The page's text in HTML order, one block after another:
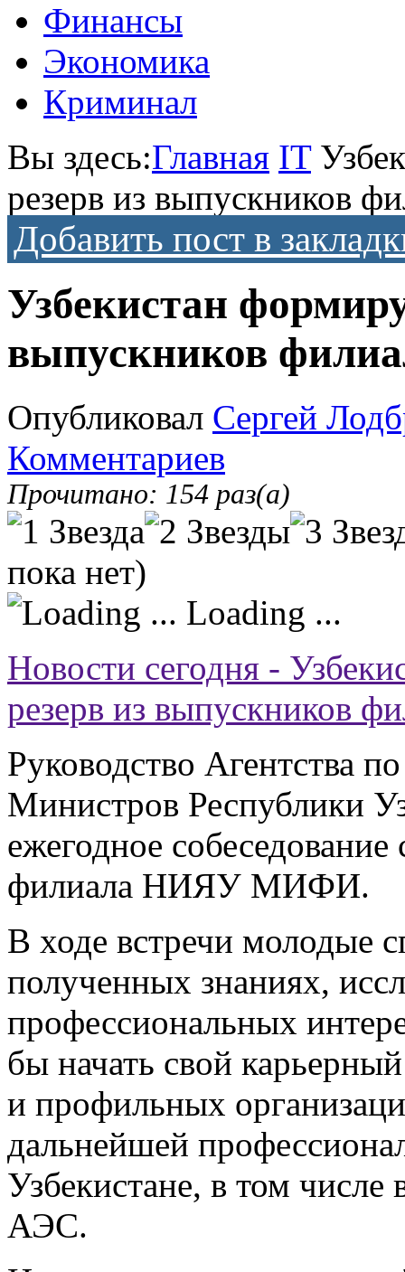
Финансы
Экономика
Криминал
Вы здесь:Главная IT
резерв из выпускников
Добавить пост в
Узбекистан
выпускников
Опубликовал Сергей
Комментариев
Прочитано: 154 раз(а)
пока нет)
Loading ...
Новости сегодня -
резерв из выпускников
Руководство Агентства
Министров Республики
ежегодное
филиала НИЯУ МИФИ.
В ходе встречи молодые
полученных знаниях,
профессиональных
бы начать свой
и профильных
дальнейшей
Узбекистане, в том числе
АЭС.